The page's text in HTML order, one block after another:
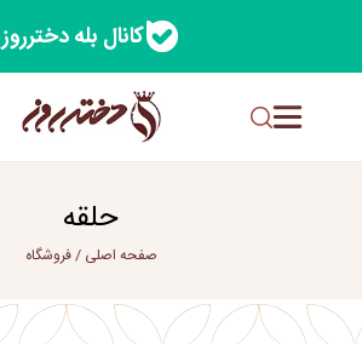
کانال بله دخترروز
حلقه
صفحه اصلی /فروشگاه